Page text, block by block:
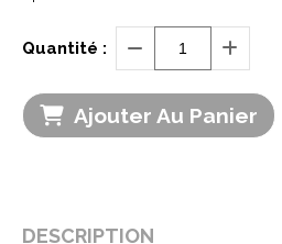
Quantité :
Ajouter Au Panier
DESCRIPTION